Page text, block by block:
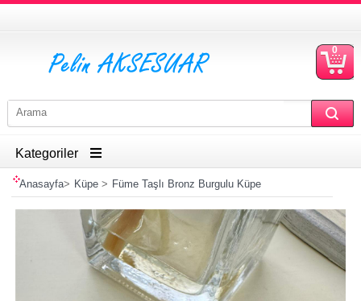
0
Kategoriler
Anasayfa> Küpe> Füme Taşlı Bronz Burgulu Küpe